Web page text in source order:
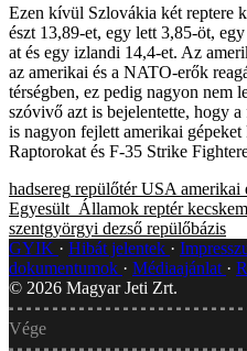
Ezen kívül Szlovákia két reptere
észt 13,89-et, egy lett 3,85-öt,
at és egy izlandi 14,4-et. Az
az amerikai és a NATO-erők
térségben, ez pedig nagyon nem
szóvivő azt is bejelentette, hogy
is nagyon fejlett amerikai
Raptorokat és F-35 Strike
hadsereg repülőtér USA amerikai
Egyesült_Államok reptér
szentgyörgyi dezső repülőbázis
GYIK
Hibát jelentek
dokumentumok
Médiaajánlat
© 2026 Magyar Jeti Zrt.
Vége